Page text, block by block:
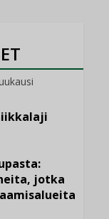
jotka